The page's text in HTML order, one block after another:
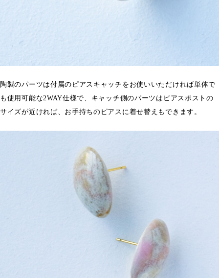
陶製のパーツは付属のピアスキャッチをお使いいただければ単体で
も使用可能な2WAY仕様で、キャッチ側のパーツはピアスポストの
サイズが近ければ、お手持ちのピアスに着せ替えもできます。